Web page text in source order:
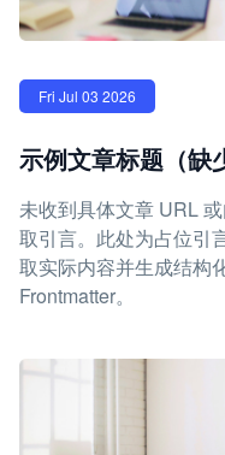
Fri Jul 03 2026
示例文章标题（缺
未收到具体文章 URL
取引言。此处为占位引
取实际内容并生成结构
Frontmatter。